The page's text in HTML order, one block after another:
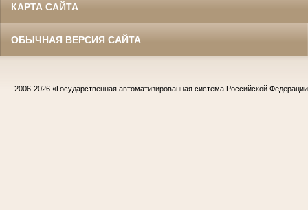
КАРТА САЙТА
ОБЫЧНАЯ ВЕРСИЯ САЙТА
2006-2026 «Государственная автоматизированная система Российской